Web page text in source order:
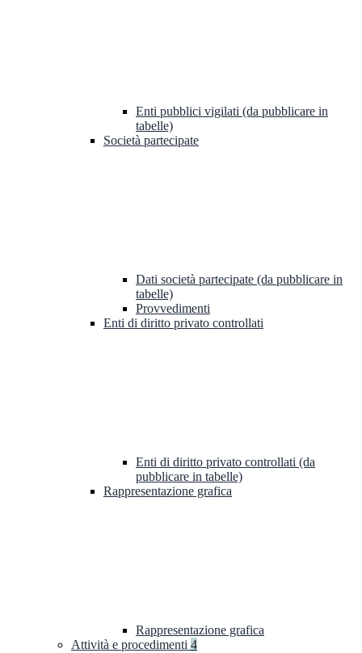
Enti pubblici vigilati (da pubblicare in
tabelle)
Società partecipate
Dati società partecipate (da pubblicare in
tabelle)
Provvedimenti
Enti di diritto privato controllati
Enti di diritto privato controllati (da
pubblicare in tabelle)
Rappresentazione grafica
Rappresentazione grafica
Attività e procedimenti 4